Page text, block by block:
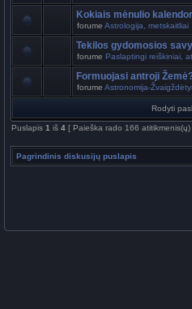
Kokiais mėnulio
forume Astrologija, metskaitliai
Tekilos gydomosios
forume Paslaptingi reiškiniai,
Formuojasi antroji
forume Astronomija-
Rodyti
Puslapis 1 iš 4 [ Paieška rado 166 atitikmenis(ų)
Pagrindinis diskusijų puslapis